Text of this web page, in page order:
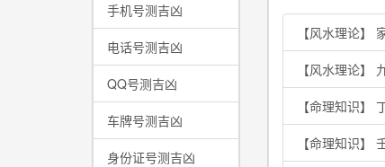
手机号测吉凶
电话号测吉凶
QQ号测吉凶
车牌号测吉凶
身份证号测吉凶
【风水理论】
【风水理论】
【命理知识】
【命理知识】